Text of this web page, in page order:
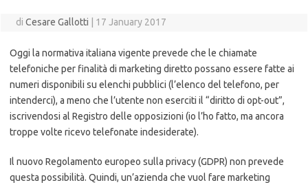
di Cesare Gallotti 17 January 2017
Oggi la normativa italiana vigente prevede che le chiamate
telefoniche per finalità di marketing diretto possano essere fatte ai
numeri disponibili su elenchi pubblici (l’elenco del telefono, per
intenderci), a meno che l’utente non eserciti il “diritto di opt-out”,
iscrivendosi al Registro delle opposizioni (io l’ho fatto, ma ancora
troppe volte ricevo telefonate indesiderate).
Il nuovo Regolamento europeo sulla privacy (GDPR) non prevede
questa possibilità. Quindi, un’azienda che vuol fare marketing